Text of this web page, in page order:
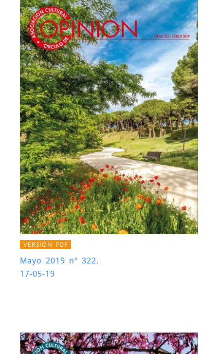
VERSIÓN PDF
Mayo 2019 nº 322.
17-05-19